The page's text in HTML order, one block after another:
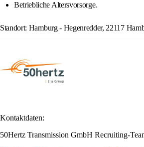
Betriebliche Altersvorsorge.
Standort: Hamburg - Hegenredder, 22117
Kontaktdaten:
50Hertz Transmission GmbH Recruiting-